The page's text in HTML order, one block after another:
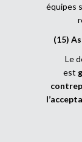
équipes
(15)
Le
est